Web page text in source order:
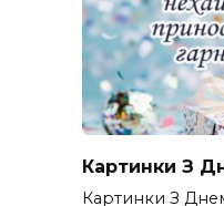
Картинки З
Картинки З